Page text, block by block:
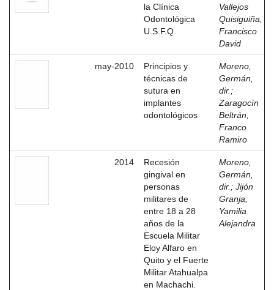
la Clínica
Odontológica
U.S.F.Q.
Vallejos
Quisiguiña,
Francisco
David
may-2010
Principios y
técnicas de
sutura en
implantes
odontológicos
Moreno,
Germán,
dir. ;
Zaragocín
Beltrán,
Franco
Ramiro
2014
Recesión
gingival en
personas
militares de
entre 18 a 28
años de la
Escuela Militar
Eloy Alfaro en
Quito y el Fuerte
Militar Atahualpa
en Machachi.
Moreno,
Germán,
dir. ; Jijón
Granja,
Yamilia
Alejandra